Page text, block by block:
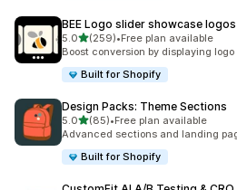
BEE Logo slider showcase logos
5.0별 5개 중
(259)
총 리뷰 259개
•Free plan available
Boost conversion by displaying
Built for Shopify
Design Packs: Theme Sections
5.0별 5개 중
(85)
총 리뷰 85개
•Free plan available
Advanced sections and landing
Built for Shopify